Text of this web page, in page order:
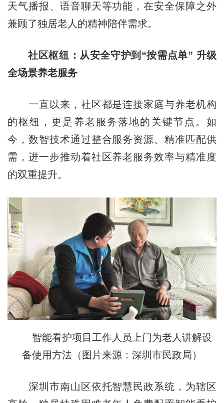
天气播报、语音聊天等功能，在安全保障之外
兼顾了独居老人的精神陪伴需求。
社区枢纽：从安全守护到“按需点单” 升级
全场景养老服务
一直以来，社区都是连接家庭与养老机构
的枢纽，更是养老服务落地的关键节点。如
今，数智技术通过整合服务资源、精准匹配供
需，进一步推动着社区养老服务效率与精准度
的双重提升。
智能看护项目工作人员上门为老人讲解设
备使用方法（图片来源：深圳市民政局）
深圳市南山区依托智慧民政系统，为辖区